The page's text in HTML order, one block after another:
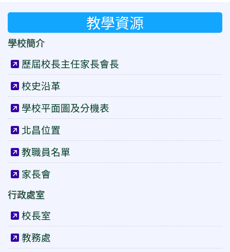
教學資源
學校簡介
歷屆校長主任家長會長
校史沿革
學校平面圖及分機表
北昌位置
教職員名單
家長會
行政處室
校長室
教務處